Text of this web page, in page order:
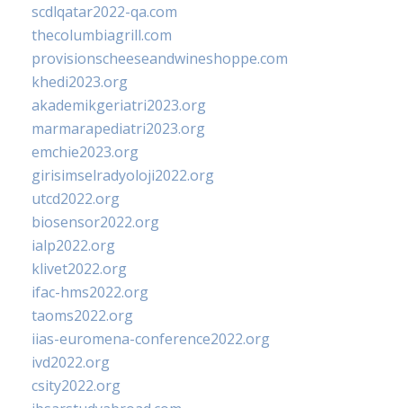
scdlqatar2022-qa.com
thecolumbiagrill.com
provisionscheeseandwineshoppe.com
khedi2023.org
akademikgeriatri2023.org
marmarapediatri2023.org
emchie2023.org
girisimselradyoloji2022.org
utcd2022.org
biosensor2022.org
ialp2022.org
klivet2022.org
ifac-hms2022.org
taoms2022.org
iias-euromena-conference2022.org
ivd2022.org
csity2022.org